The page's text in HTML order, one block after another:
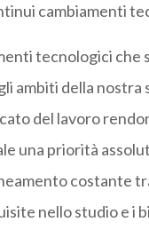
cambiamenti
tecnologici che
ambiti della nostra
del lavoro
una priorità
costante
nello studio e i